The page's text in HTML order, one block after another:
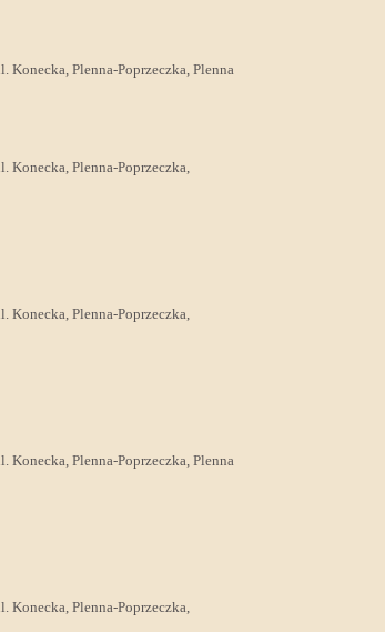
Konecka, Plenna-Poprzeczka, Plenna
Konecka, Plenna-Poprzeczka,
Konecka, Plenna-Poprzeczka,
Konecka, Plenna-Poprzeczka, Plenna
Konecka, Plenna-Poprzeczka,